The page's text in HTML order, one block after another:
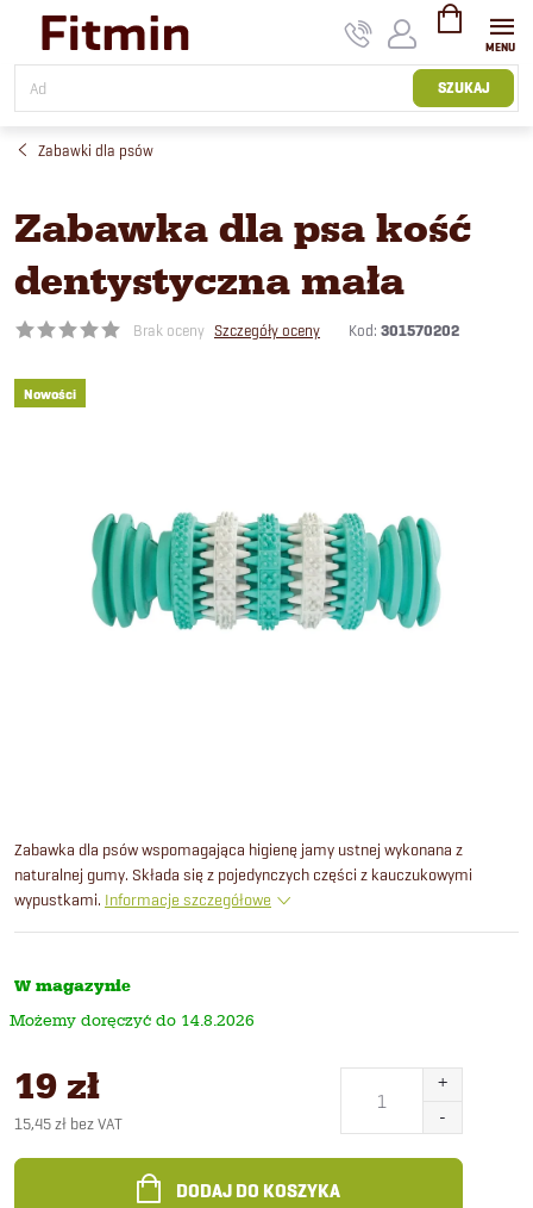
treści
SZUKAJ
KOSZYK
Zabawki dla psów
Zabawka dla psa kość
dentystyczna mała
Brak oceny Szczegóły oceny Kod: 301570202
Nowości
Zabawka dla psów wspomagająca higienę jamy ustnej wykonana z
naturalnej gumy. Składa się z pojedynczych części z kauczukowymi
wypustkami. Informacje szczegółowe
W magazynie
14.8.2026
19 zł
15,45 zł bez VAT
jednostkowa:
DODAJ DO KOSZYKA